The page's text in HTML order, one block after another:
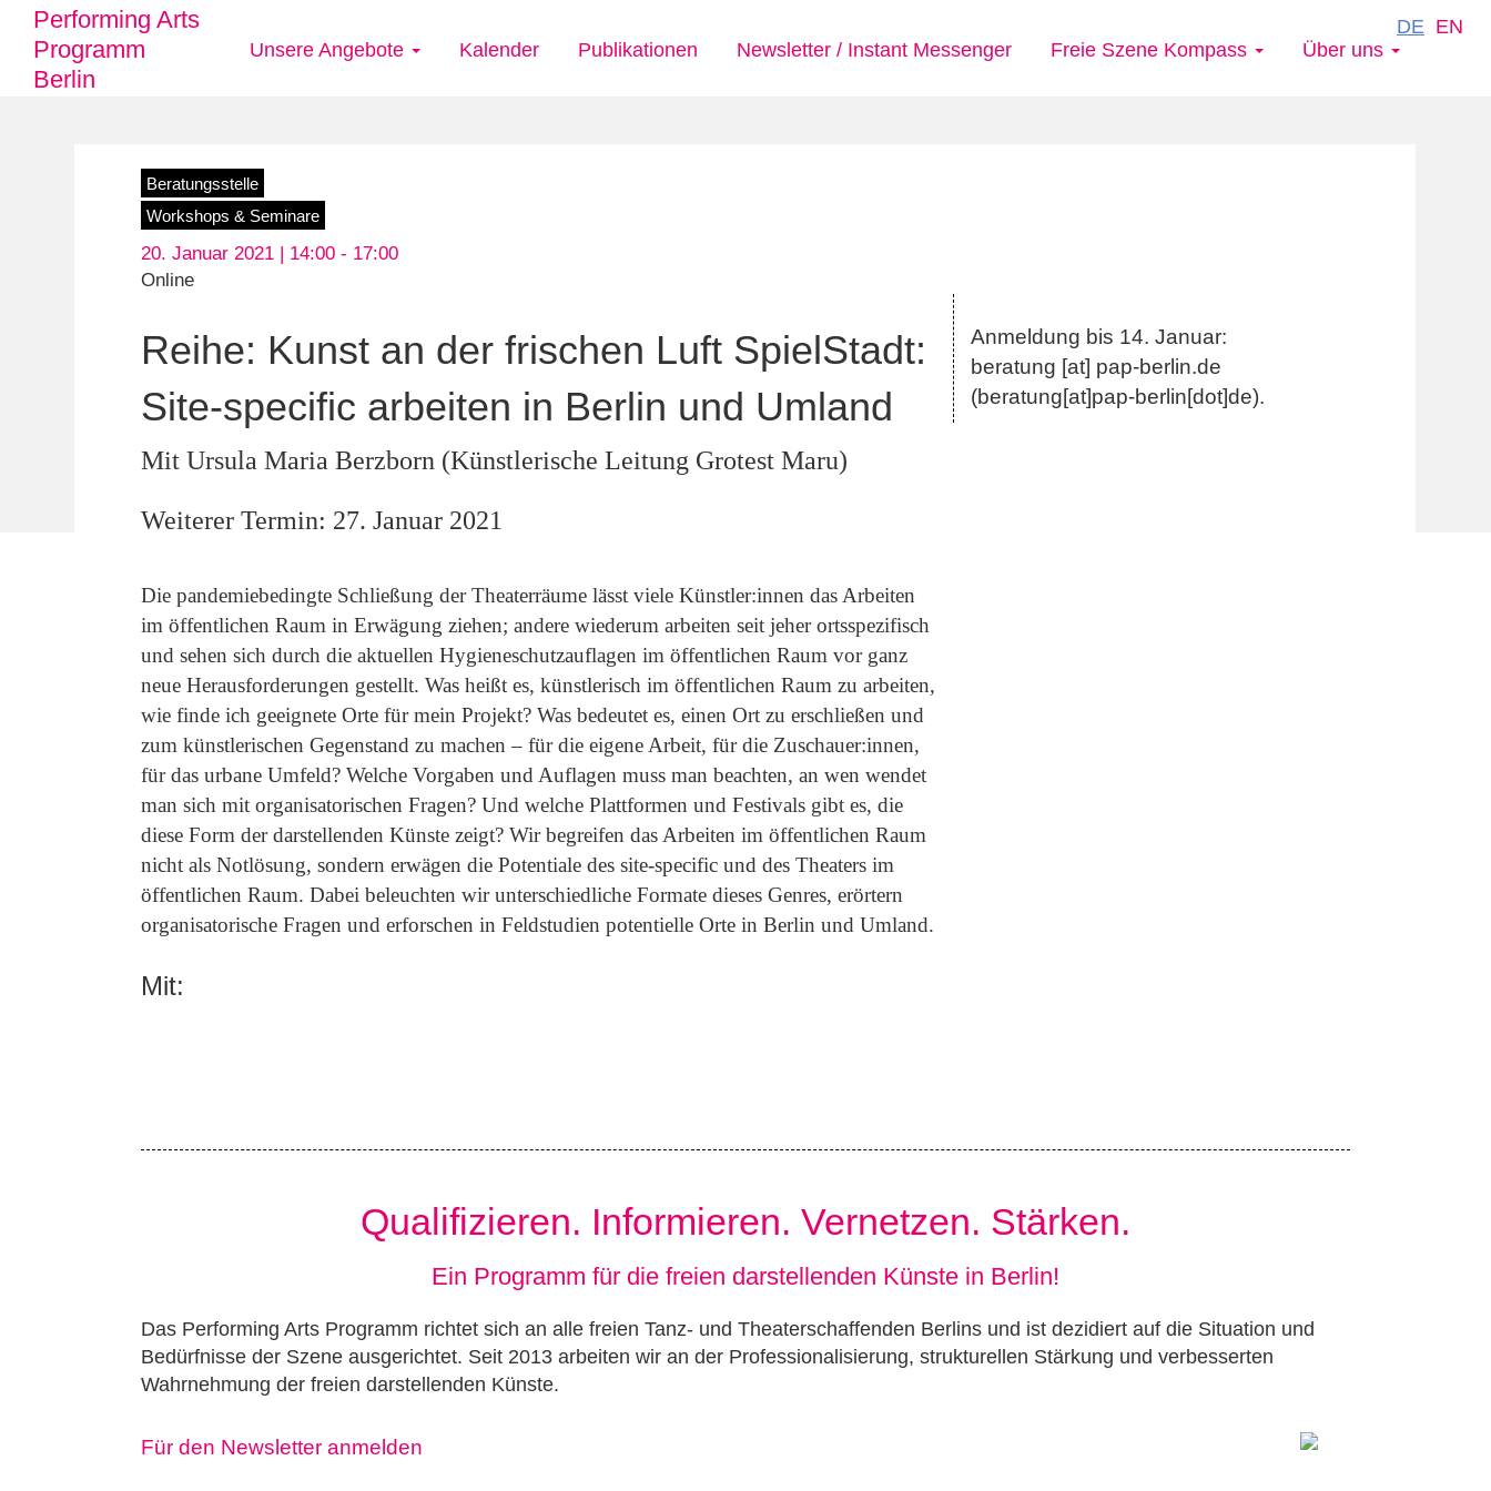
Performing Arts
Programm
Berlin
DE EN
Main
Unsere Angebote Kalender Publikationen Newsletter / Instant Messenger Freie Szene Kompass Über uns
Beratungsstelle
Workshops & Seminare
20. Januar 2021 | 14:00 - 17:00
Online
Reihe: Kunst an der frischen Luft SpielStadt:
Site-specific arbeiten in Berlin und Umland
Mit Ursula Maria Berzborn (Künstlerische Leitung Grotest Maru)
Weiterer Termin: 27. Januar 2021
Die pandemiebedingte Schließung der Theaterräume lässt viele Künstler:innen das Arbeiten
im öffentlichen Raum in Erwägung ziehen; andere wiederum arbeiten seit jeher ortsspezifisch
und sehen sich durch die aktuellen Hygieneschutzauflagen im öffentlichen Raum vor ganz
neue Herausforderungen gestellt. Was heißt es, künstlerisch im öffentlichen Raum zu arbeiten,
wie finde ich geeignete Orte für mein Projekt? Was bedeutet es, einen Ort zu erschließen und
zum künstlerischen Gegenstand zu machen – für die eigene Arbeit, für die Zuschauer:innen,
für das urbane Umfeld? Welche Vorgaben und Auflagen muss man beachten, an wen wendet
man sich mit organisatorischen Fragen? Und welche Plattformen und Festivals gibt es, die
diese Form der darstellenden Künste zeigt? Wir begreifen das Arbeiten im öffentlichen Raum
nicht als Notlösung, sondern erwägen die Potentiale des site-specific und des Theaters im
öffentlichen Raum. Dabei beleuchten wir unterschiedliche Formate dieses Genres, erörtern
organisatorische Fragen und erforschen in Feldstudien potentielle Orte in Berlin und Umland.
Mit:
Anmeldung bis 14. Januar:
beratung [at] pap-berlin.de
(beratung[at]pap-berlin[dot]de).
Qualifizieren. Informieren. Vernetzen. Stärken.
Ein Programm für die freien darstellenden Künste in Berlin!
Das Performing Arts Programm richtet sich an alle freien Tanz- und Theaterschaffenden Berlins und ist dezidiert auf die Situation und
Bedürfnisse der Szene ausgerichtet. Seit 2013 arbeiten wir an der Professionalisierung, strukturellen Stärkung und verbesserten
Wahrnehmung der freien darstellenden Künste.
Für den Newsletter anmelden